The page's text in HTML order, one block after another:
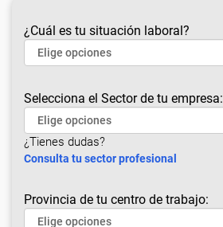
¿Cuál es tu situación laboral?
Selecciona el Sector de tu empresa:
¿Tienes dudas?
Consulta tu sector profesional
Provincia de tu centro de trabajo: